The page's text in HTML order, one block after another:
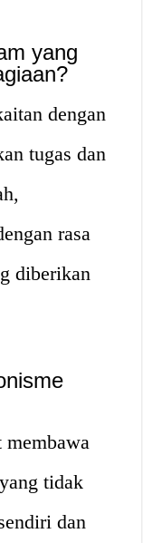
yang
dengan
tugas dan
rasa
diberikan
membawa
tidak
dan